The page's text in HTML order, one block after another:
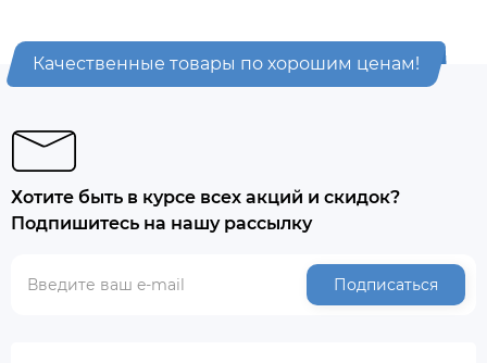
Качественные товары по хорошим ценам!
Хотите быть в курсе всех акций и скидок?
Подпишитесь на нашу рассылку
Подписаться